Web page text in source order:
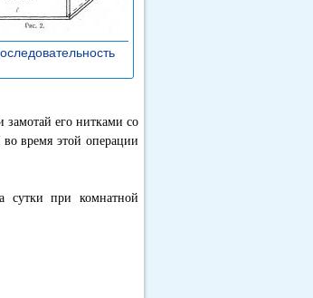
его нитками со
время этой операции
сутки при комнатной